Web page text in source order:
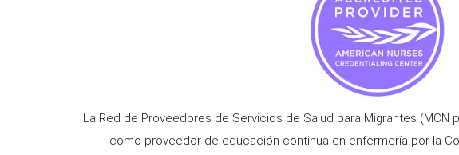
La Red de Proveedores de Servicios de Salud para Migrantes (MCN
como proveedor de educación continua en enfermería por la